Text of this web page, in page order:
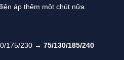
áp thêm một chút nữa.
175/230 → 75/130/185/240